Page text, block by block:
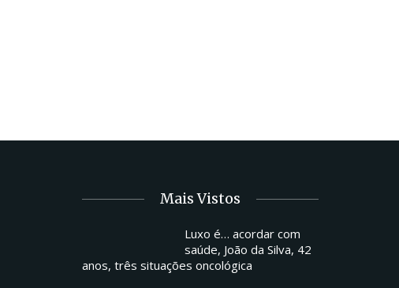
Mais Vistos
Luxo é… acordar com
saúde, João da Silva, 42
anos, três situações oncológica